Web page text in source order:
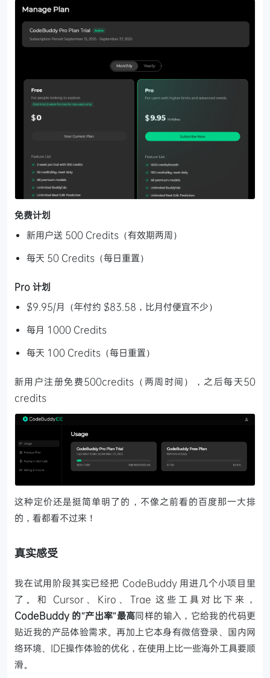
免费计划
新用户送 500 Credits（有效期两周）
每天 50 Credits（每日重置）
Pro 计划
$9.95/月（年付约 $83.58，比月付便宜不少）
每月 1000 Credits
每天 100 Credits（每日重置）
新用户注册免费500credits（两周时间），之后每天50
credits
这种定价还是挺简单明了的，不像之前看的百度那一大排
的，看都看不过来！
真实感受
我在试用阶段其实已经把 CodeBuddy 用进几个小项目里
了。和 Cursor、Kiro、Trae 这些工具对比下来，
CodeBuddy 的“产出率”最高同样的输入，它给我的代码更
贴近我的产品体验需求。再加上它本身有微信登录、国内网
络环境、IDE操作体验的优化，在使用上比一些海外工具要顺
滑。